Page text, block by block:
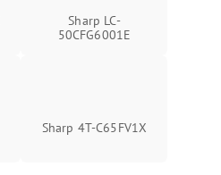
Sharp LC-
50CFG6001E
Sharp 4T-C65FV1X